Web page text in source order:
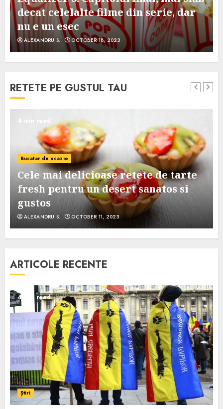
decat celelalte filme din serie, dar
nu e un esec
ALEXANDRU S. OCTOBER 18, 2023
RETETE PE GUSTUL TAU
4 min read
Bucatar de ocazie
Cele mai delicioase retete de tarte
fresh pentru un desert sanatos si
gustos
ALEXANDRU S. OCTOBER 11, 2023
ARTICOLE RECENTE
4 min read
Știri